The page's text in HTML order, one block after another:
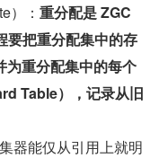
）： 重分配是 ZGC
要把重分配集中的存
重分配集中的每个
Table），记录从旧
器能仅从引用上就明